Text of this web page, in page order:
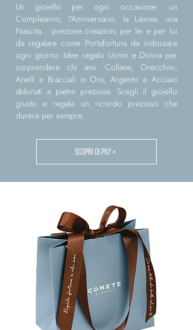
Un gioiello per ogni occasione: un
Compleanno, l'Anniversario, la Laurea, una
Nascita... preziose creazioni per lei e per lui
da regalare come Portafortuna da indossare
ogni giorno. Idee regalo Uomo e Donna per
sorprendere chi ami: Collane, Orecchini,
Anelli e Bracciali in Oro, Argento e Acciaio
abbinati a pietre preziose. Scegli il gioiello
giusto e regala un ricordo prezioso che
durerà per sempre.
SCOPRI DI PIU' >